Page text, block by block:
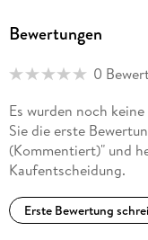
Bewertungen
0
Es wurden noch
Sie die erste
(Kommentiert)" und
Kaufentscheidung.
Erste Bewertung